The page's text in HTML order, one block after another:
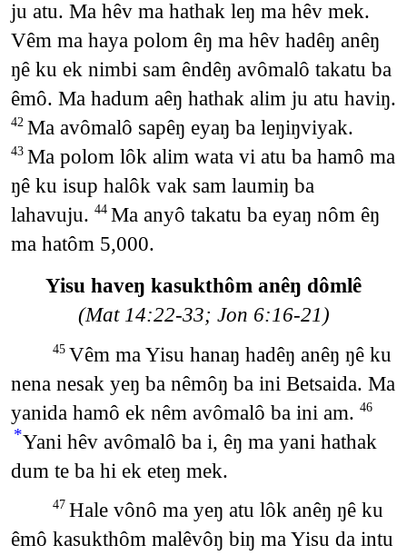
ju atu. Ma hêv ma hathak leŋ ma hêv mek.
Vêm ma haya polom êŋ ma hêv hadêŋ anêŋ
ŋê ku ek nimbi sam êndêŋ avômalô takatu ba
êmô. Ma hadum aêŋ hathak alim ju atu haviŋ.
42 Ma avômalô sapêŋ eyaŋ ba leŋiŋviyak.
43 Ma polom lôk alim wata vi atu ba hamô ma
ŋê ku isup halôk vak sam laumiŋ ba
lahavuju. 44 Ma anyô takatu ba eyaŋ nôm êŋ
ma hatôm 5,000.
Yisu haveŋ kasukthôm anêŋ dômlê
(Mat 14:22-33; Jon 6:16-21)
45 Vêm ma Yisu hanaŋ hadêŋ anêŋ ŋê ku
nena nesak yeŋ ba nêmôŋ ba ini Betsaida. Ma
yanida hamô ek nêm avômalô ba ini am. 46
*Yani hêv avômalô ba i, êŋ ma yani hathak
dum te ba hi ek eteŋ mek.
47 Hale vônô ma yeŋ atu lôk anêŋ ŋê ku
êmô kasukthôm malêvôŋ biŋ ma Yisu da intu